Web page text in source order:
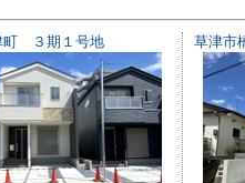
町 ３期１号地 草津市